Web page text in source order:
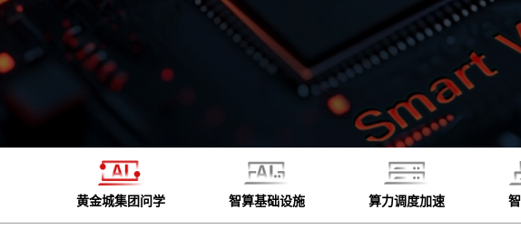
黄金城集团问学 智算基础设施 算力调度加速